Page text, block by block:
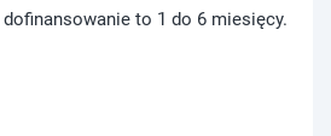
to 1 do 6 miesięcy.